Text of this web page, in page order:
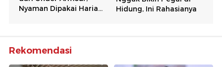
Rekomendasi